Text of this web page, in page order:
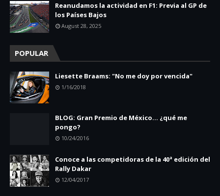
Reanudamos la actividad en F1: Previa al GP de
los Países Bajos
August 28, 2025
POPULAR
Liesette Braams: "No me doy por vencida"
1/16/2018
BLOG: Gran Premio de México... ¿qué me
pongo?
10/24/2016
Conoce a las competidoras de la 40ª edición del
Rally Dakar
12/04/2017